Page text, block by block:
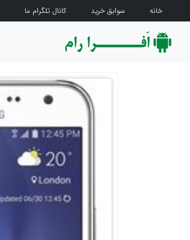
خانه سوابق خرید کانال تلگرام ما